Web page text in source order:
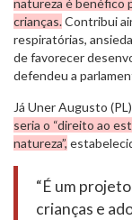
crianças.Contribui
respiratórias,
de favorecer
defendeu a
Já Uner Augusto
seria o “direito ao
natureza”,
“É um
crianças e